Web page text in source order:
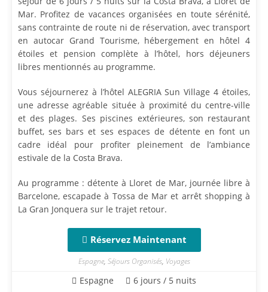
Mar. Profitez de vacances organisées en toute sérénité,
sans contrainte de route ni de réservation, avec transport
en autocar Grand Tourisme, hébergement en hôtel 4
étoiles et pension complète à l’hôtel, hors déjeuners
libres mentionnés au programme.
Vous séjournerez à l’hôtel ALEGRIA Sun Village 4 étoiles,
une adresse agréable située à proximité du centre-ville
et des plages. Ses piscines extérieures, son restaurant
buffet, ses bars et ses espaces de détente en font un
cadre idéal pour profiter pleinement de l’ambiance
estivale de la Costa Brava.
Au programme : détente à Lloret de Mar, journée libre à
Barcelone, escapade à Tossa de Mar et arrêt shopping à
La Gran Jonquera sur le trajet retour.
Réservez Maintenant
Espagne, Séjours Organisés, Voyages
Espagne
6 jours / 5 nuits